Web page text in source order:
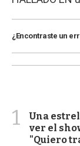
¿Encontraste un
1
Una
ver el
"Quiero